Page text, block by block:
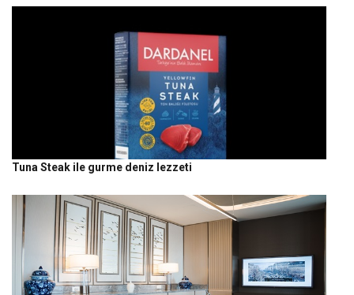
Tuna Steak ile gurme deniz lezzeti